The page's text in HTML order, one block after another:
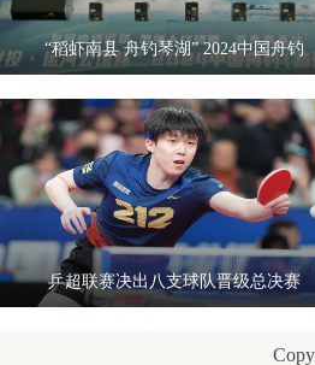
“稻虾南县 舟钓琴湖” 2024中国舟钓
乒超联赛决出八支球队晋级总决赛